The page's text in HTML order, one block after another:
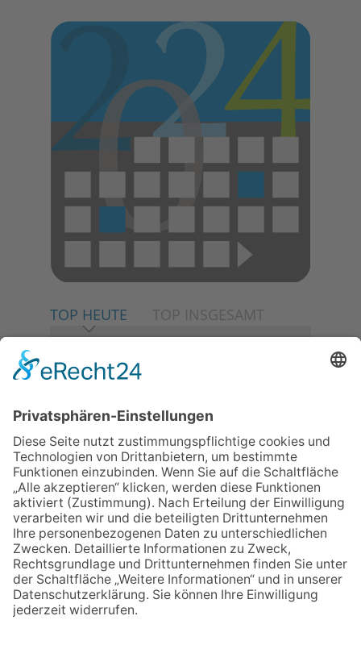
TOP HEUTE TOP INSGESAMT
06.08.2026
Baustellenführung führt auch in
die Zukunft der Stadt
Königstein
06.08.2026
Gewinnspiel zum Start ins
Schuljahr
06.08.2026
„Rock auf der Burg“ lässt
Königstein beben
06.08.2026
Klinikforum zum Thema
Karpaltunnelsyndrom